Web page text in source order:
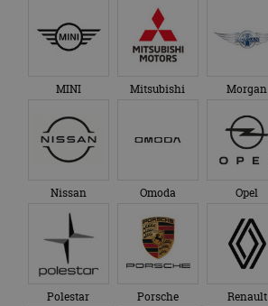
MINI Mitsubishi Morgan
Nissan Omoda Opel
Polestar Porsche Renault